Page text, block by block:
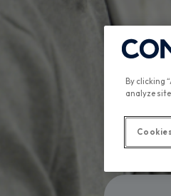
By clicking
analyze